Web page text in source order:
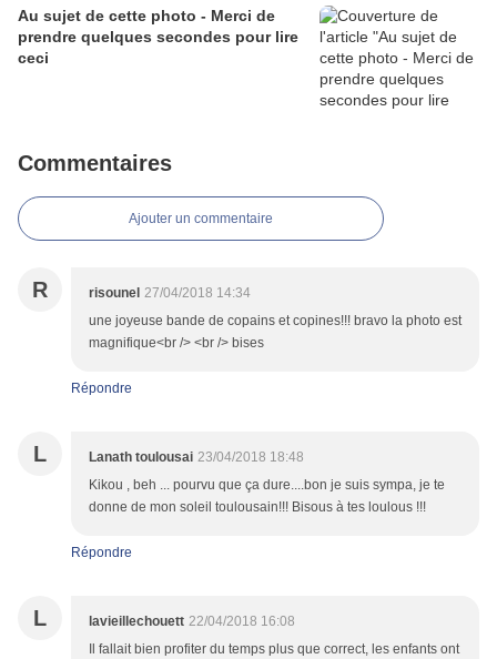
Au sujet de cette photo - Merci de
prendre quelques secondes pour lire
ceci
Commentaires
Ajouter un commentaire
R risounel 27/04/2018 14:34
une joyeuse bande de copains et copines!!! bravo la photo est
magnifique<br /> <br /> bises
Répondre
L Lanath toulousai 23/04/2018 18:48
Kikou , beh ... pourvu que ça dure....bon je suis sympa, je te
donne de mon soleil toulousain!!! Bisous à tes loulous !!!
Répondre
L lavieillechouett 22/04/2018 16:08
Il fallait bien profiter du temps plus que correct, les enfants ont